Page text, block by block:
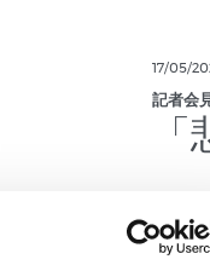
17/05/
記者会